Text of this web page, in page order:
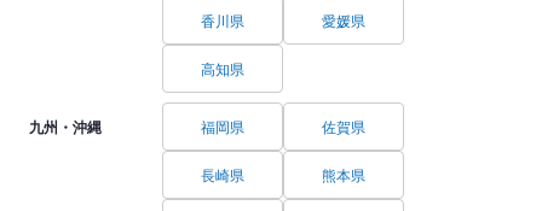
香川県 愛媛県
高知県
九州・沖縄 福岡県 佐賀県
長崎県 熊本県